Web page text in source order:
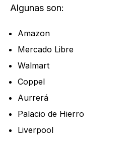
Algunas son:
Amazon
Mercado Libre
Walmart
Coppel
Aurrerá
Palacio de Hierro
Liverpool